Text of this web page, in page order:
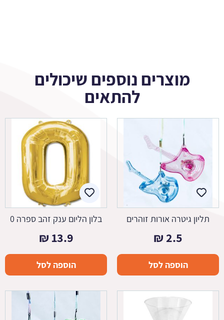
מוצרים נוספים שיכולים
להתאים
תליון גיטרה אורות זוהרים
2.5
₪
הוספה לסל
בלון הליום ענק זהב ספרה 0
13.9
₪
הוספה לסל